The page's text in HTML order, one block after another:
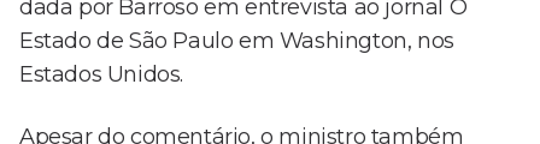
dada por Barroso em entrevista ao jornal O
Estado de São Paulo em Washington, nos
Estados Unidos.
Apesar do comentário, o ministro também